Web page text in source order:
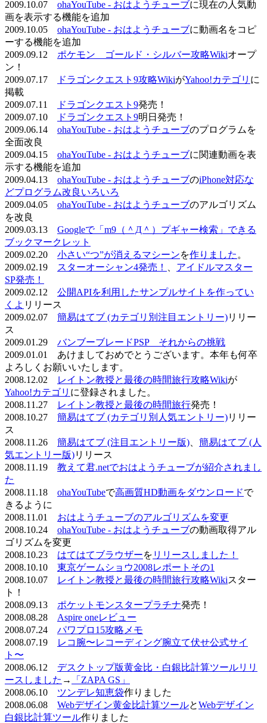
2009.10.07 ohaYouTube - おはようチューブに現在の人気動
画を表示する機能を追加
2009.10.05 ohaYouTube - おはようチューブに動画名をコピ
ーする機能を追加
2009.09.12 ポケモン ゴールド・シルバー攻略Wikiオープ
ン！
2009.07.17
ドラゴンクエスト9攻略WikiがYahoo!カテゴリ に
掲載
2009.07.11
ドラゴンクエスト9発売！
2009.07.10
ドラゴンクエスト9明日発売！
2009.06.14 ohaYouTube - おはようチューブのプログラムを
全面改良
2009.04.15 ohaYouTube - おはようチューブに関連動画を表
示する機能を追加
2009.04.13 ohaYouTube - おはようチューブのiPhone対応な
どプログラム改良いろいろ
2009.04.05 ohaYouTube - おはようチューブのアルゴリズム
を改良
2009.03.13 Googleで「m9（＾Д＾）プギャー検索」できる
ブックマークレット
2009.02.20 小さい“つ”が消えるマシーンを作りました 。
2009.02.19
スターオーシャン4発売！
アイドルマスター
SP発売！
2009.02.12 公開APIを利用したサンプルサイトを作ってい
くよ リリース
2009.02.07 簡易はてブ (カテゴリ別注目エントリー)リリー
ス
2009.01.29 バンブーブレードPSP それからの挑戦
2009.01.01 あけましておめでとうございます。本年も何卒
よろしくお願いいたします。
2008.12.02
レイトン教授と最後の時間旅行攻略Wikiが
Yahoo!カテゴリ に登録されました。
2008.11.27
レイトン教授と最後の時間旅行発売！
2008.10.27 簡易はてブ (カテゴリ別人気エントリー)リリー
ス
2008.11.26 簡易はてブ (注目エントリー版)
簡易はてブ (人
気エントリー版)リリース
2008.11.19 教えて君.netでおはようチューブが紹介されまし
た
2008.11.18 ohaYouTubeで高画質HD動画をダウンロードで
きるように
2008.11.01 おはようチューブのアルゴリズムを変更
2008.10.24 ohaYouTube - おはようチューブの動画取得アル
ゴリズムを変更
2008.10.23 はてはてブラウザーを リリースしました！
2008.10.10 東京ゲームショウ2008レポートその1
2008.10.07
レイトン教授と最後の時間旅行攻略Wikiスター
ト！
2008.09.13 ポケットモンスタープラチナ発売！
2008.08.28 Aspire oneレビュー
2008.07.24 パワプロ15攻略メモ
2008.07.19
レコ腕〜レコーディング腕立て伏せ公式サイ
ト〜
2008.06.12 デスクトップ版黄金比・白銀比計算ツールリリ
ースしました →
「ZAPA GS」
2008.06.10 ツンデレ知恵袋作りました
2008.06.08 Webデザイン黄金比計算ツールとWebデザイン
白銀比計算ツール作りました